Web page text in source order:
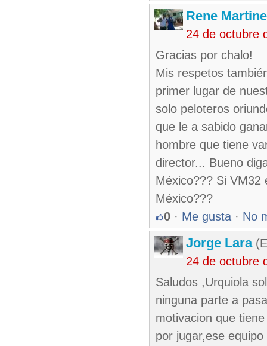
Rene
24 de octubre
Gracias por chalo!
Mis respetos
primer lugar de
solo peloteros
que le a sabido
hombre que tiene
director... Bueno
México??? Si VM32
México???
0 · Me gusta · No
Jorge Lara
24 de octubre
Saludos ,Urquiola
ninguna parte a
motivacion que
por jugar,ese